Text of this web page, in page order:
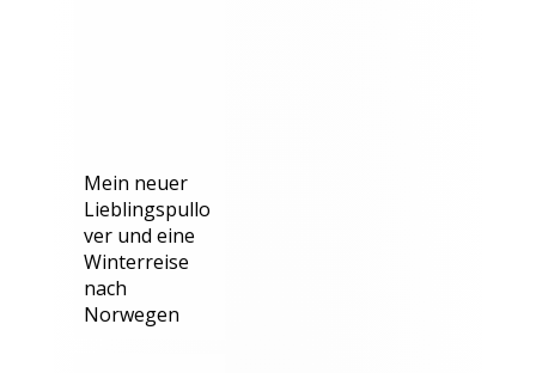
Mein neuer
Lieblingspullo
ver und eine
Winterreise
nach
Norwegen